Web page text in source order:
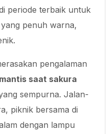
periode terbaik untuk
penuh warna,
pengalaman
saat sakura
sempurna. Jalan-
piknik bersama di
dengan lampu